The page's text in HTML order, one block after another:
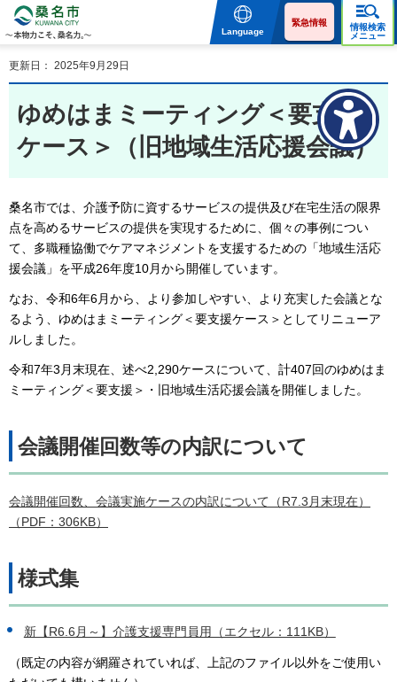
物力こそ、桑名力。
Language
緊急情報
情報検索
メニュー
更新日： 2025年9月29日
ゆめはまミーティング＜要支援
ケース＞（旧地域生活応援会議）
桑名市では、介護予防に資するサービスの提供及び在宅生活の限界
点を高めるサービスの提供を実現するために、個々の事例につい
て、多職種協働でケアマネジメントを支援するための「地域生活応
援会議」を平成26年度10月から開催しています。
なお、令和6年6月から、より参加しやすい、より充実した会議とな
るよう、ゆめはまミーティング＜要支援ケース＞としてリニューア
ルしました。
令和7年3月末現在、述べ2,290ケースについて、計407回のゆめはま
ミーティング＜要支援＞・旧地域生活応援会議を開催しました。
会議開催回数等の内訳について
会議開催回数、会議実施ケースの内訳について（R7.3月末現在）
（PDF：306KB）
様式集
新【R6.6月～】介護支援専門員用（エクセル：111KB）
（既定の内容が網羅されていれば、上記のファイル以外をご使用い